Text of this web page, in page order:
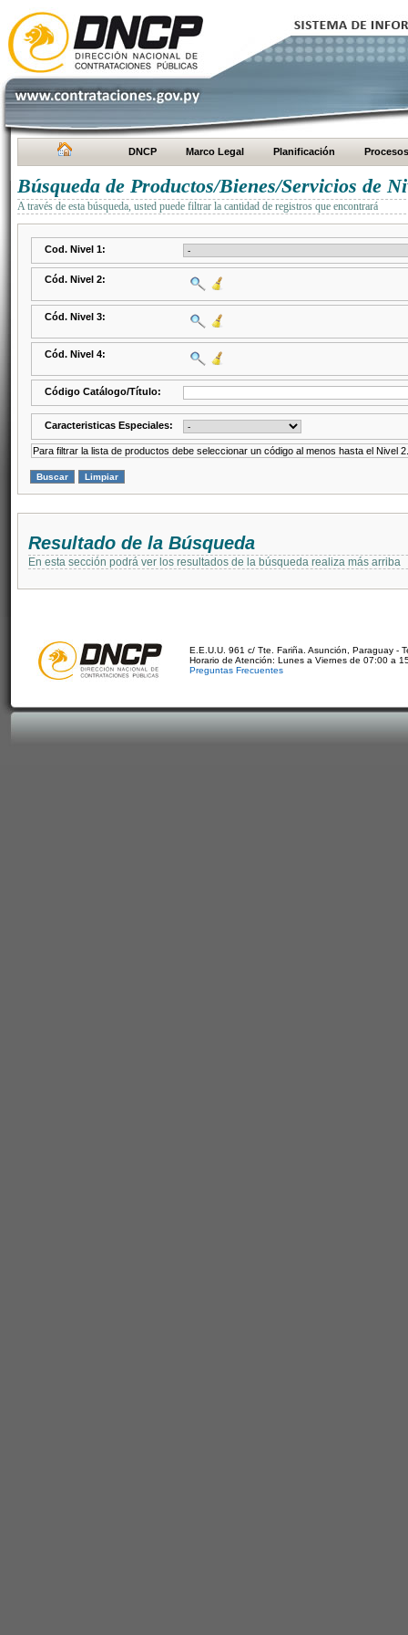
DNCP Marco Legal Planificación Procesos
Búsqueda de Productos/Bienes/Servicios de
A través de esta búsqueda, usted puede filtrar la cantidad de registros que encontrará
Cod. Nivel 1:
Cód. Nivel 2:
Cód. Nivel 3:
Cód. Nivel 4:
Código Catálogo/Título:
Caracteristicas Especiales:
Para filtrar la lista de productos debe seleccionar un código al menos hasta el Nivel 2.
Resultado de la Búsqueda
En esta sección podrá ver los resultados de la búsqueda realiza más arriba
E.E.U.U. 961 c/ Tte. Fariña. Asunción, Paraguay -
Horario de Atención: Lunes a Viernes de 07:00 a
Preguntas Frecuentes